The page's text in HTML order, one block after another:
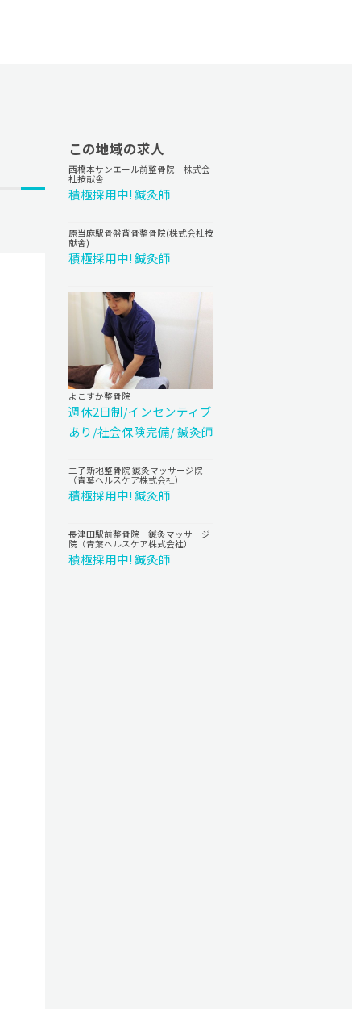
この地域の求人
西橋本サンエール前整骨院 株式会
社按献舎
積極採用中! 鍼灸師
原当麻駅骨盤背骨整骨院(株式会社按
献舎)
積極採用中! 鍼灸師
よこすか整骨院
週休2日制/インセンティブ
あり/社会保険完備/ 鍼灸師
二子新地整骨院 鍼灸マッサージ院
（青葉ヘルスケア株式会社）
積極採用中! 鍼灸師
長津田駅前整骨院 鍼灸マッサージ
院（青葉ヘルスケア株式会社）
積極採用中! 鍼灸師